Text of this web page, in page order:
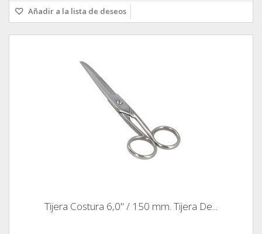
Añadir a la lista de deseos
Tijera Costura 6,0" / 150 mm. Tijera De...